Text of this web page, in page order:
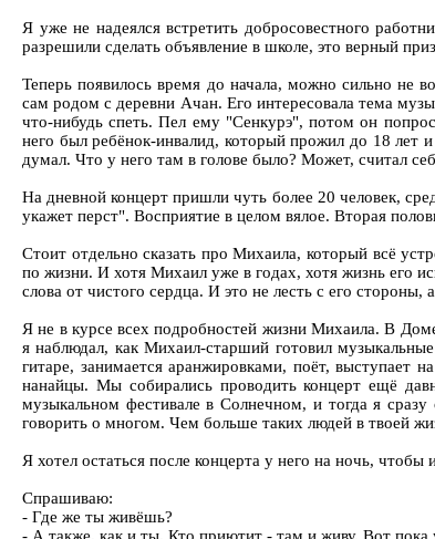
Я уже не надеялся встретить добросовестного
разрешили сделать объявление в школе, это верный
Теперь появилось время до начала, можно сильно не
сам родом с деревни Ачан. Его интересовала тема
что-нибудь спеть. Пел ему "Сенкурэ", потом он
него был ребёнок-инвалид, который прожил до 18
думал. Что у него там в голове было? Может, считал
На дневной концерт пришли чуть более 20 человек,
укажет перст". Восприятие в целом вялое. Вторая
Стоит отдельно сказать про Михаила, который всё
по жизни. И хотя Михаил уже в годах, хотя жизнь его
слова от чистого сердца. И это не лесть с его
Я не в курсе всех подробностей жизни Михаила. В
я наблюдал, как Михаил-старший готовил
гитаре, занимается аранжировками, поёт, выступает
нанайцы. Мы собирались проводить концерт ещё
музыкальном фестивале в Солнечном, и тогда я
говорить о многом. Чем больше таких людей в твоей
Я хотел остаться после концерта у него на ночь,
Спрашиваю:
- Где же ты живёшь?